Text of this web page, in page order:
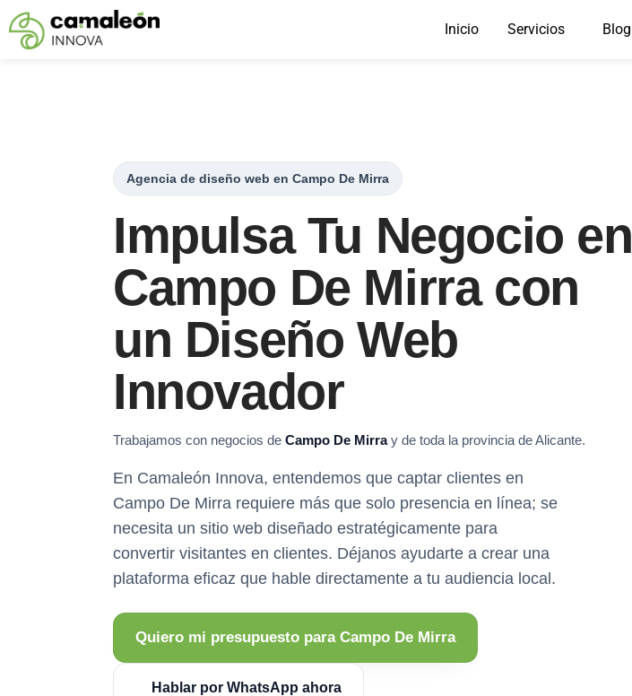
Saltar
Inicio Servicios Blog
Agencia de diseño web en Campo De Mirra
Impulsa Tu Negocio en
Campo De Mirra con
un Diseño Web
Innovador
Trabajamos con negocios de Campo De Mirray de toda la provincia de Alicante.
En Camaleón Innova, entendemos que captar clientes en
Campo De Mirra requiere más que solo presencia en línea; se
necesita un sitio web diseñado estratégicamente para
convertir visitantes en clientes. Déjanos ayudarte a crear una
plataforma eficaz que hable directamente a tu audiencia local.
Quiero mi presupuesto para Campo De Mirra
Hablar por WhatsApp ahora